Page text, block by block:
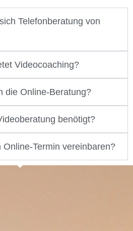
Telefonberatung von
Videocoaching?
die Online-Beratung?
benötigt?
Termin vereinbaren?